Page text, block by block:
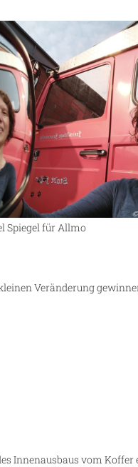
Spiegel für Allmo
Veränderung
Innenausbaus vom